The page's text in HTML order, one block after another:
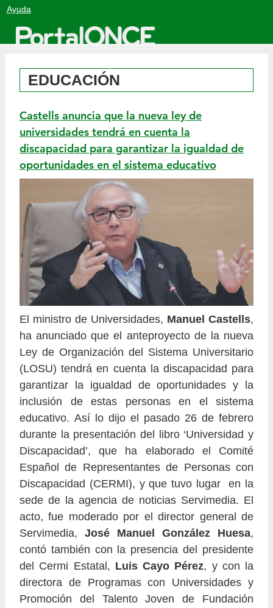
Ayuda
EDUCACIÓN
Castells anuncia que la nueva ley de
universidades tendrá en cuenta la
discapacidad para garantizar la igualdad de
oportunidades en el sistema educativo
El ministro de Universidades, Manuel Castells,
ha anunciado que el anteproyecto de la nueva
Ley de Organización del Sistema Universitario
(LOSU) tendrá en cuenta la discapacidad para
garantizar la igualdad de oportunidades y la
inclusión de estas personas en el sistema
educativo. Así lo dijo el pasado 26 de febrero
durante la presentación del libro ‘Universidad y
Discapacidad’, que ha elaborado el Comité
Español de Representantes de Personas con
Discapacidad (CERMI), y que tuvo lugar en la
sede de la agencia de noticias Servimedia. El
acto, fue moderado por el director general de
Servimedia, José Manuel González Huesa,
contó también con la presencia del presidente
del Cermi Estatal, Luis Cayo Pérez, y con la
directora de Programas con Universidades y
Promoción del Talento Joven de Fundación